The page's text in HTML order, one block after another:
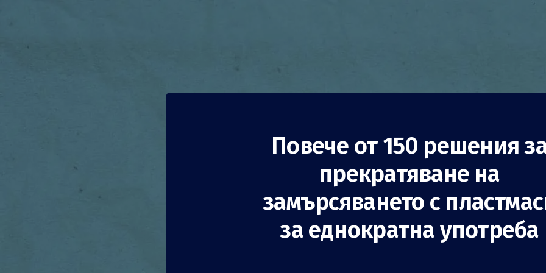
Субсидии за пелени за
многократна употреба
Повече от 150 решения
прекратяване на
замърсяването с
за еднократна употреба